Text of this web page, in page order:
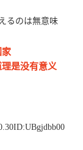
るのは無意味
家
是没有意义